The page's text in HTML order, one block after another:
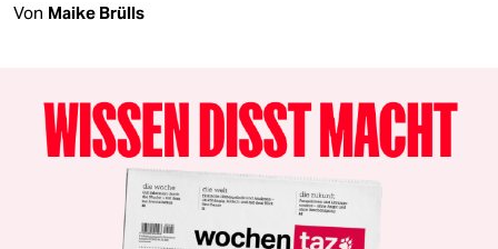
Von Maike Brülls